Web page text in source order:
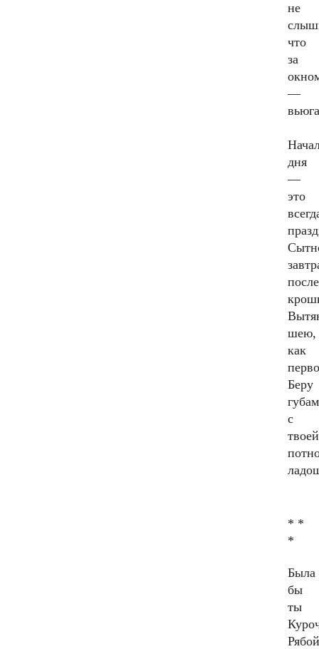
не
что
за
—
дня
—
это
шею,
как
Беру
с
твоей
* *
*
Была
бы
ты